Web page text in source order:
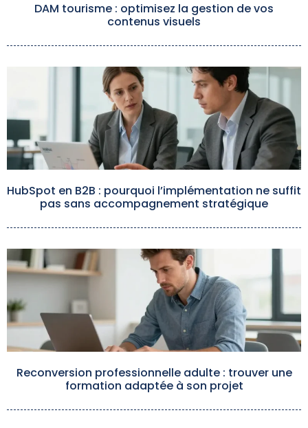
DAM tourisme : optimisez la gestion de vos
contenus visuels
HubSpot en B2B : pourquoi l’implémentation ne suffit
pas sans accompagnement stratégique
Reconversion professionnelle adulte : trouver une
formation adaptée à son projet